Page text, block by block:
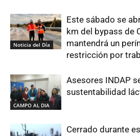
Noticia del Día
Este sábado se
km del bypass de
mantendrá un
restricción por
CAMPO AL DIA
Asesores INDAP
sustentabilidad
Cerrado durante